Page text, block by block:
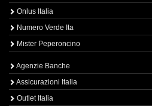
Onlus Italia
Numero Verde Ita
Mister Peperoncino
Agenzie Banche
Assicurazioni Italia
Outlet Italia